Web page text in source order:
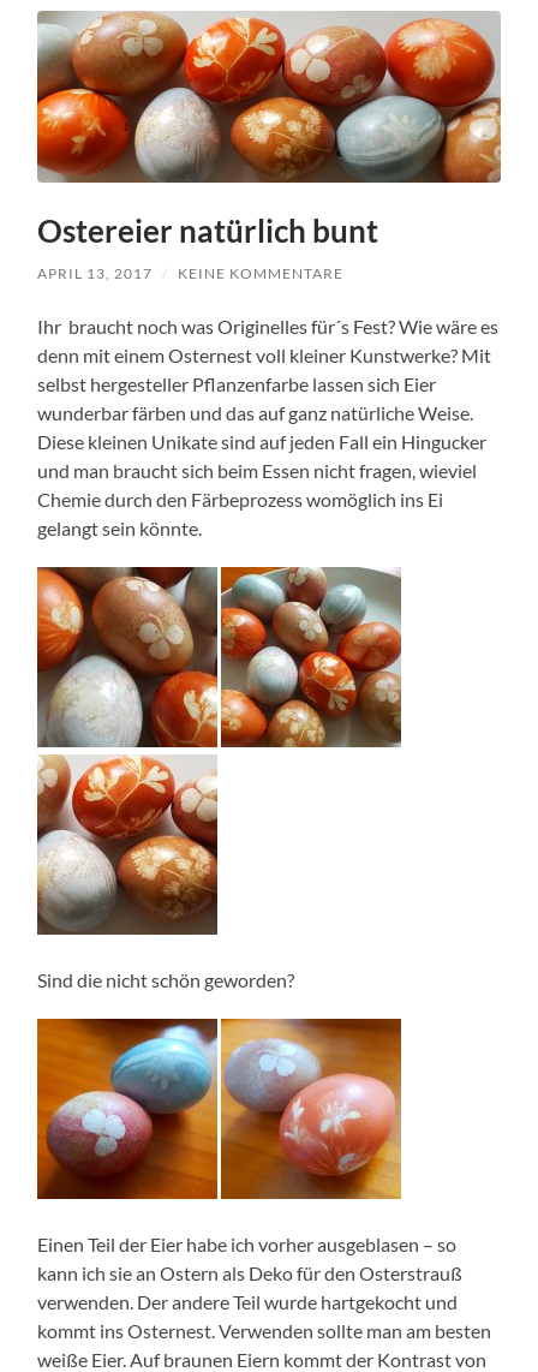
Ostereier natürlich bunt
APRIL 13, 2017 / KEINE KOMMENTARE
Ihr braucht noch was Originelles für´s Fest? Wie wäre es
denn mit einem Osternest voll kleiner Kunstwerke? Mit
selbst hergesteller Pflanzenfarbe lassen sich Eier
wunderbar färben und das auf ganz natürliche Weise.
Diese kleinen Unikate sind auf jeden Fall ein Hingucker
und man braucht sich beim Essen nicht fragen, wieviel
Chemie durch den Färbeprozess womöglich ins Ei
gelangt sein könnte.
Sind die nicht schön geworden?
Einen Teil der Eier habe ich vorher ausgeblasen – so
kann ich sie an Ostern als Deko für den Osterstrauß
verwenden. Der andere Teil wurde hartgekocht und
kommt ins Osternest. Verwenden sollte man am besten
weiße Eier. Auf braunen Eiern kommt der Kontrast von